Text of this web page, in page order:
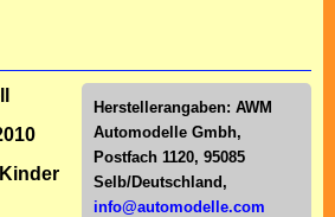
Herstellerangaben: AWM
Automodelle Gmbh,
Postfach 1120, 95085
Selb/Deutschl and,
info@automodelle.com